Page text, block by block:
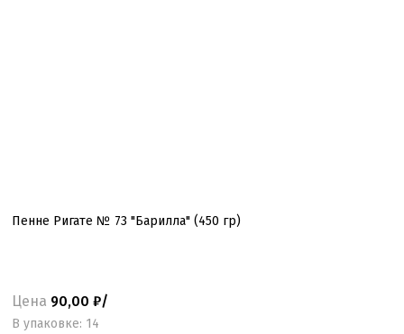
Пенне Ригате № 73 "Барилла" (450 гр)
Цена 90,00 ₽/
B упаковке: 14